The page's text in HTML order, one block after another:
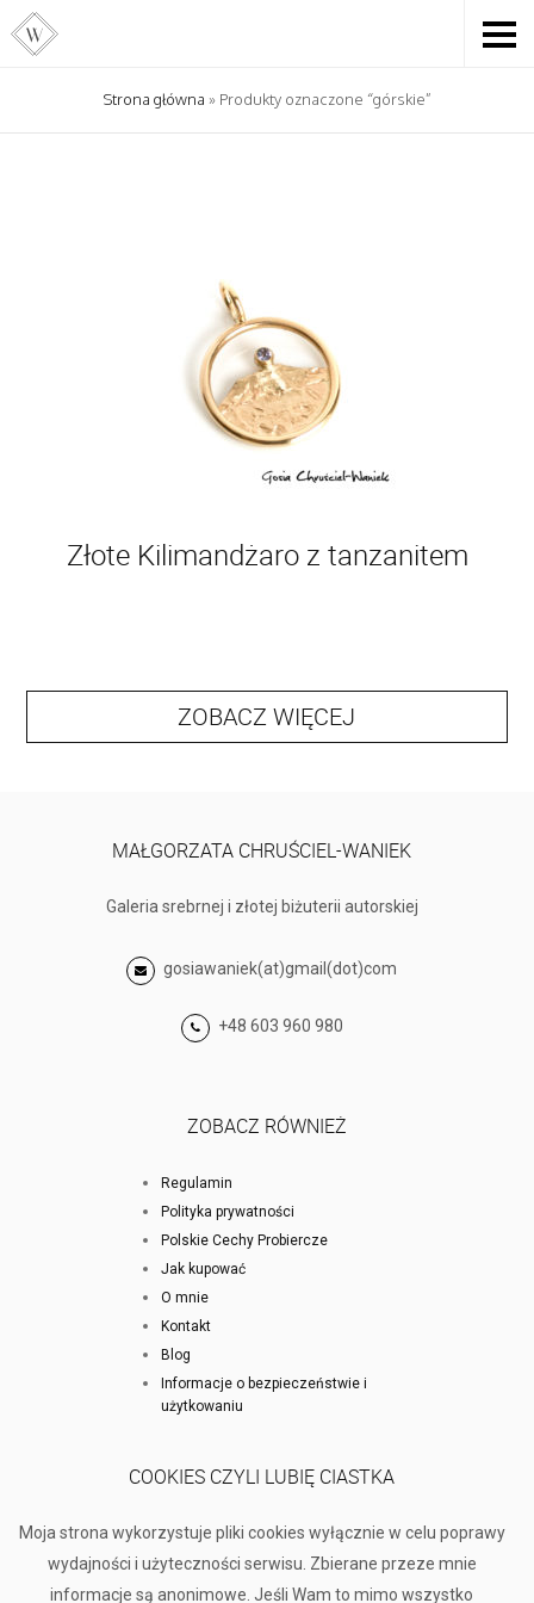
Strona główna » Produkty oznaczone “górskie”
Złote Kilimandżaro z tanzanitem
ZOBACZ WIĘCEJ
MAŁGORZATA CHRUŚCIEL-WANIEK
Galeria srebrnej i złotej biżuterii autorskiej
gosiawaniek(at)gmail(dot)com
+48 603 960 980
ZOBACZ RÓWNIEŻ
Regulamin
Polityka prywatności
Polskie Cechy Probiercze
Jak kupować
O mnie
Kontakt
Blog
Informacje o bezpieczeństwie i
użytkowaniu
COOKIES CZYLI LUBIĘ CIASTKA
Moja strona wykorzystuje pliki cookies wyłącznie w celu poprawy
wydajności i użyteczności serwisu. Zbierane przeze mnie
informacje są anonimowe. Jeśli Wam to mimo wszystko